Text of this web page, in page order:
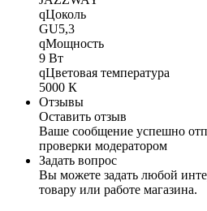
qЦоколь
GU5,3
qМощность
9 Вт
qЦветовая температура
5000 К
Отзывы
Оставить отзыв
Ваше сообщение успешно
проверки модератором
Задать вопрос
Вы можете задать любой
товару или работе магазина.